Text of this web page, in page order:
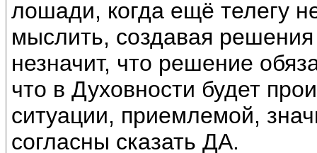
лошади, когда ещё телегу
мыслить, создавая
незначит, что решение
что в Духовности будет
ситуации, приемлемой,
согласны сказать ДА.